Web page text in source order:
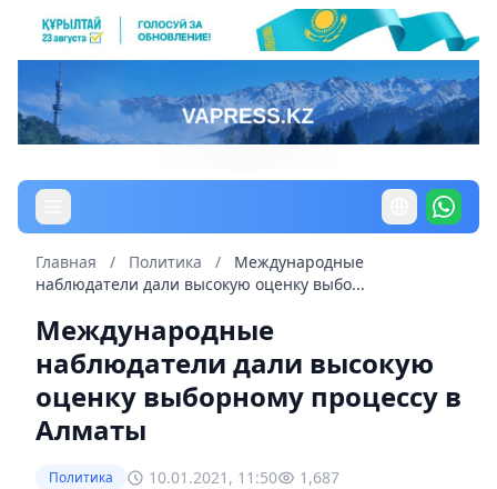
Главная / Политика /
Международные
наблюдатели дали высокую оценку выбо...
Международные
наблюдатели дали высокую
оценку выборному процессу в
Алматы
Политика 10.01.2021, 11:50 1,687